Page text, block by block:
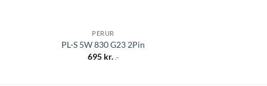
PERUR
PL-S 5W 830 G23 2Pin
695 kr. .-